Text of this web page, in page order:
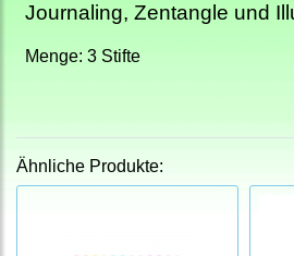
Journaling, Zentangle und
Menge: 3 Stifte
Ähnliche Produkte: